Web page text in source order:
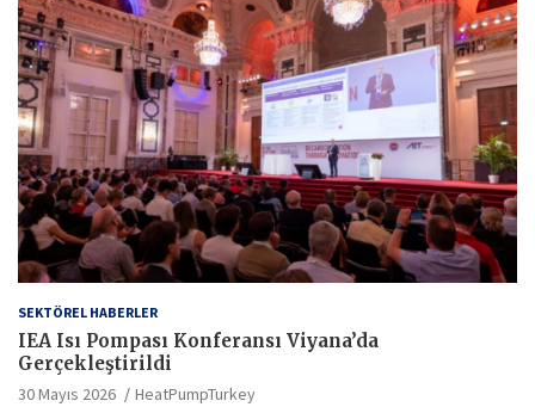
SEKTÖREL HABERLER
IEA Isı Pompası Konferansı Viyana’da
Gerçekleştirildi
30 Mayıs 2026
HeatPumpTurkey